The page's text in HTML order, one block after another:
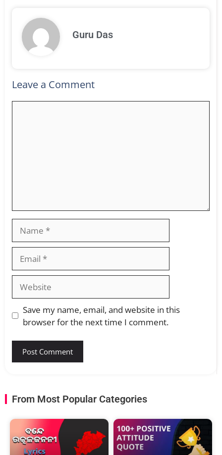
Guru Das
Leave a Comment
Save my name, email, and website in this
browser for the next time I comment.
From Most Popular Categories